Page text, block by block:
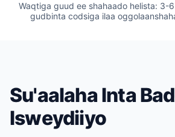
Waqtiga guud ee shahaado helista: 3-
gudbinta codsiga ilaa
Su'aalaha Inta
Isweydiiyo